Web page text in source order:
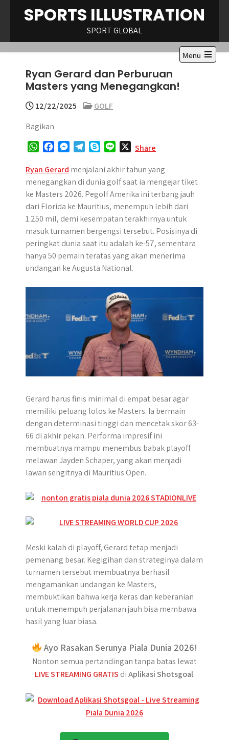
SPORTS ILLUSTRATION
SPORT GLOBAL
Menu
Open
Ryan Gerard dan Perburuan
Masters yang Menegangkan!
12/22/2025
GOLF
Bagikan
W
a
t
s
A
p
c
e
b
o
o
k
s
s
e
n
r
l
e
g
r
y
p
e
n
e
Share
Ryan Gerard menjalani akhir tahun yang
menegangkan di dunia golf saat ia mengejar tiket
ke Masters 2026. Pegolf Amerika ini terbang jauh
dari Florida ke Mauritius, menempuh lebih dari
1.250 mil, demi kesempatan terakhirnya untuk
masuk turnamen bergengsi tersebut. Posisinya di
peringkat dunia saat itu adalah ke-57, sementara
hanya 50 pemain teratas yang akan menerima
undangan ke Augusta National.
Gerard harus finis minimal di empat besar agar
memiliki peluang lolos ke Masters. Ia bermain
dengan determinasi tinggi dan mencetak skor 63-
66 di akhir pekan. Performa impresif ini
membuatnya mampu menembus babak playoff
melawan Jayden Schaper, yang akan menjadi
lawan sengitnya di Mauritius Open.
Meski kalah di playoff, Gerard tetap menjadi
pemenang besar. Kegigihan dan strateginya dalam
turnamen tersebut membuatnya berhasil
mengamankan undangan ke Masters,
membuktikan bahwa kerja keras dan keberanian
untuk menempuh perjalanan jauh bisa membawa
hasil yang luar biasa.
Ayo Rasakan Serunya Piala Dunia 2026!
Nonton semua pertandingan tanpa batas lewat
LIVE STREAMING GRATIS diAplikasi Shotsgoal.